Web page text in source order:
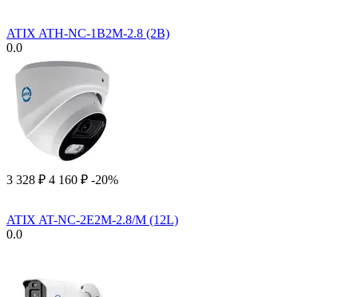
ATIX ATH-NC-1B2M-2.8 (2B)
0.0
3 328 ₽ 4 160 ₽ -20%
ATIX AT-NC-2E2M-2.8/M (12L)
0.0